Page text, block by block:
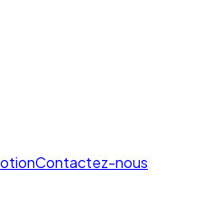
Contactez-nous